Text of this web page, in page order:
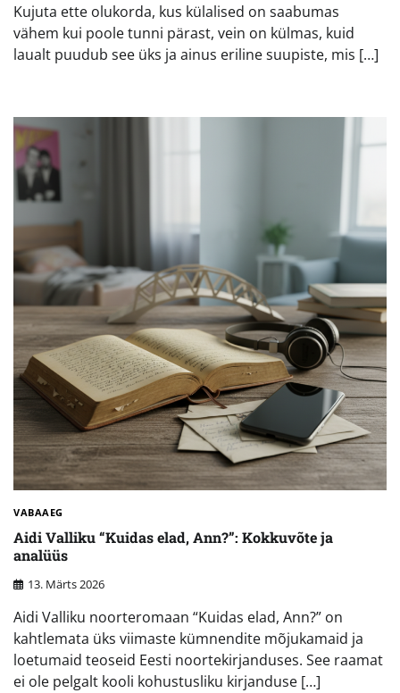
Kujuta ette olukorda, kus külalised on saabumas
vähem kui poole tunni pärast, vein on külmas, kuid
laualt puudub see üks ja ainus eriline suupiste, mis […]
VABAAEG
Aidi Valliku “Kuidas elad, Ann?”: Kokkuvõte ja
analüüs
13. Märts 2026
Aidi Valliku noorteromaan “Kuidas elad, Ann?” on
kahtlemata üks viimaste kümnendite mõjukamaid ja
loetumaid teoseid Eesti noortekirjanduses. See raamat
ei ole pelgalt kooli kohustusliku kirjanduse […]